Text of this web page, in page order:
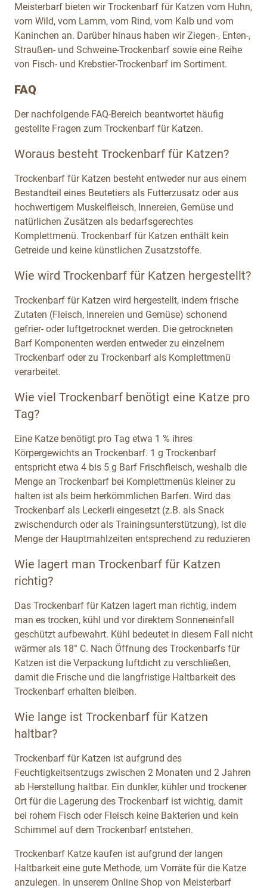
Meisterbarf bieten wir Trockenbarf für Katzen vom Huhn,
vom Wild, vom Lamm, vom Rind, vom Kalb und vom
Kaninchen an. Darüber hinaus haben wir Ziegen-, Enten-,
Straußen- und Schweine-Trockenbarf sowie eine Reihe
von Fisch- und Krebstier-Trockenbarf im Sortiment.
FAQ
Der nachfolgende FAQ-Bereich beantwortet häufig
gestellte Fragen zum Trockenbarf für Katzen.
Woraus besteht Trockenbarf für Katzen?
Trockenbarf für Katzen besteht entweder nur aus einem
Bestandteil eines Beutetiers als Futterzusatz oder aus
hochwertigem Muskelfleisch, Innereien, Gemüse und
natürlichen Zusätzen als bedarfsgerechtes
Komplettmenü. Trockenbarf für Katzen enthält kein
Getreide und keine künstlichen Zusatzstoffe.
Wie wird Trockenbarf für Katzen hergestellt?
Trockenbarf für Katzen wird hergestellt, indem frische
Zutaten (Fleisch, Innereien und Gemüse) schonend
gefrier- oder luftgetrocknet werden. Die getrockneten
Barf Komponenten werden entweder zu einzelnem
Trockenbarf oder zu Trockenbarf als Komplettmenü
verarbeitet.
Wie viel Trockenbarf benötigt eine Katze pro
Tag?
Eine Katze benötigt pro Tag etwa 1 % ihres
Körpergewichts an Trockenbarf. 1 g Trockenbarf
entspricht etwa 4 bis 5 g Barf Frischfleisch, weshalb die
Menge an Trockenbarf bei Komplettmenüs kleiner zu
halten ist als beim herkömmlichen Barfen. Wird das
Trockenbarf als Leckerli eingesetzt (z.B. als Snack
zwischendurch oder als Trainingsunterstützung), ist die
Menge der Hauptmahlzeiten entsprechend zu reduzieren
Wie lagert man Trockenbarf für Katzen
richtig?
Das Trockenbarf für Katzen lagert man richtig, indem
man es trocken, kühl und vor direktem Sonneneinfall
geschützt aufbewahrt. Kühl bedeutet in diesem Fall nicht
wärmer als 18° C. Nach Öffnung des Trockenbarfs für
Katzen ist die Verpackung luftdicht zu verschließen,
damit die Frische und die langfristige Haltbarkeit des
Trockenbarf erhalten bleiben.
Wie lange ist Trockenbarf für Katzen
haltbar?
Trockenbarf für Katzen ist aufgrund des
Feuchtigkeitsentzugs zwischen 2 Monaten und 2 Jahren
ab Herstellung haltbar. Ein dunkler, kühler und trockener
Ort für die Lagerung des Trockenbarf ist wichtig, damit
bei rohem Fisch oder Fleisch keine Bakterien und kein
Schimmel auf dem Trockenbarf entstehen.
Trockenbarf Katze kaufen ist aufgrund der langen
Haltbarkeit eine gute Methode, um Vorräte für die Katze
anzulegen. In unserem Online Shop von Meisterbarf